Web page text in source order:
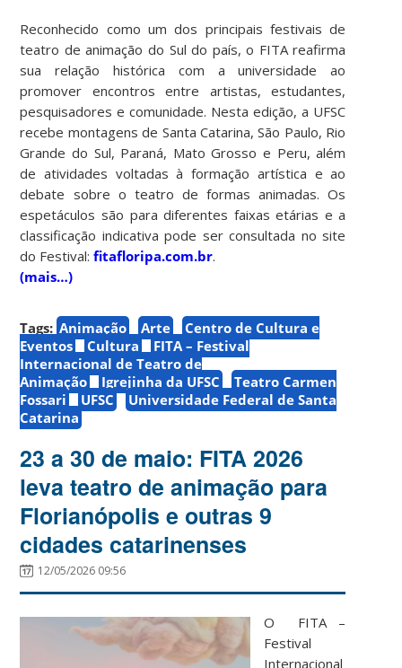
Reconhecido como um dos principais festivais de
teatro de animação do Sul do país, o FITA reafirma
sua relação histórica com a universidade ao
promover encontros entre artistas, estudantes,
pesquisadores e comunidade. Nesta edição, a UFSC
recebe montagens de Santa Catarina, São Paulo, Rio
Grande do Sul, Paraná, Mato Grosso e Peru, além
de atividades voltadas à formação artística e ao
debate sobre o teatro de formas animadas. Os
espetáculos são para diferentes faixas etárias e a
classificação indicativa pode ser consultada no site
do Festival:fitafloripa.com.br.
(mais…)
Tags: Animação Arte
Centro de Cultura e
Eventos
Cultura
FITA – Festival
Internacional de Teatro de
Animação
Igrejinha da UFSC
Teatro Carmen
Fossari
UFSC
Universidade Federal de Santa
Catarina
23 a 30 de maio: FITA 2026
leva teatro de animação para
Florianópolis e outras 9
cidades catarinenses
12/05/2026 09:56
O FITA –
Festival
Internacional